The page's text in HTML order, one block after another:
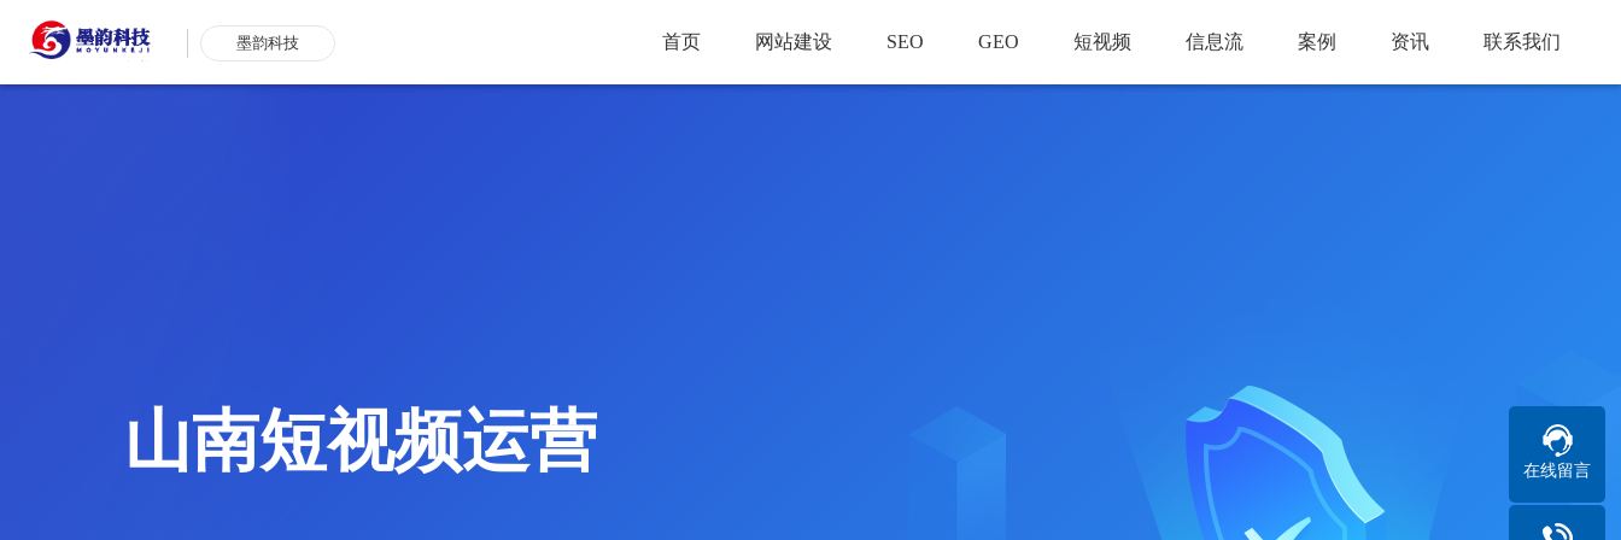
墨韵科技 首页 网站建设 SEO GEO 短视频 信息流 案例 资讯 联系我们
山南短视频运营 在线留言